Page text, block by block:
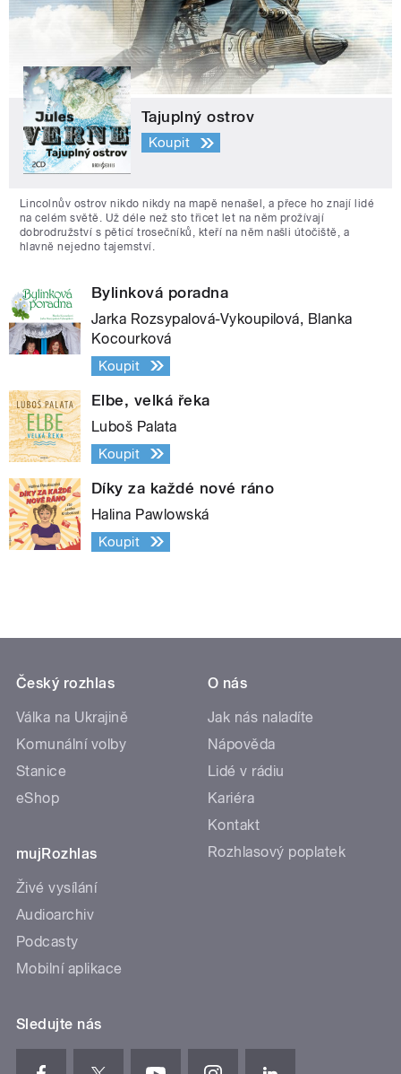
Tajuplný ostrov
Koupit
Lincolnův ostrov nikdo nikdy na mapě nenašel, a přece ho znají lidé
na celém světě. Už déle než sto třicet let na něm prožívají
dobrodružství s pěticí trosečníků, kteří na něm našli útočiště, a
hlavně nejedno tajemství.
Bylinková poradna
Jarka Rozsypalová-Vykoupilová, Blanka
Kocourková
Koupit
Elbe, velká řeka
Luboš Palata
Koupit
Díky za každé nové ráno
Halina Pawlowská
Koupit
Český rozhlas
Válka na Ukrajině
Komunální volby
Stanice
eShop
mujRozhlas
Živé vysílání
Audioarchiv
Podcasty
Mobilní aplikace
O nás
Jak nás naladíte
Nápověda
Lidé v rádiu
Kariéra
Kontakt
Rozhlasový poplatek
Sledujte nás